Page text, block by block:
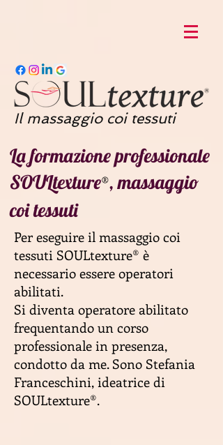
Il massaggio coi tessuti
La formazione professionale
SOULtexture®, massaggio
coi tessuti
Per eseguire il massaggio coi
tessuti SOULtexture® è
necessario essere operatori
abilitati.
Si diventa operatore abilitato
frequentando un corso
professionale in presenza,
condotto da me. Sono Stefania
Franceschini, ideatrice di
SOULtexture®.